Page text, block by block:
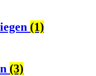
(1)
(3)